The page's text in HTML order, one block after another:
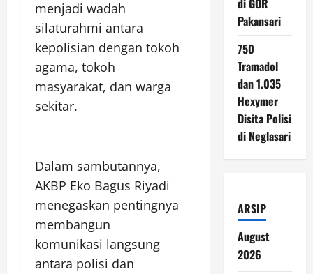
menjadi wadah
silaturahmi antara
kepolisian dengan tokoh
agama, tokoh
masyarakat, dan warga
sekitar.
Dalam sambutannya,
AKBP Eko Bagus Riyadi
menegaskan pentingnya
membangun
komunikasi langsung
antara polisi dan
Pakansari
750
Tramadol
dan 1.035
Hexymer
Disita Polisi
di Neglasari
ARSIP
August
2026